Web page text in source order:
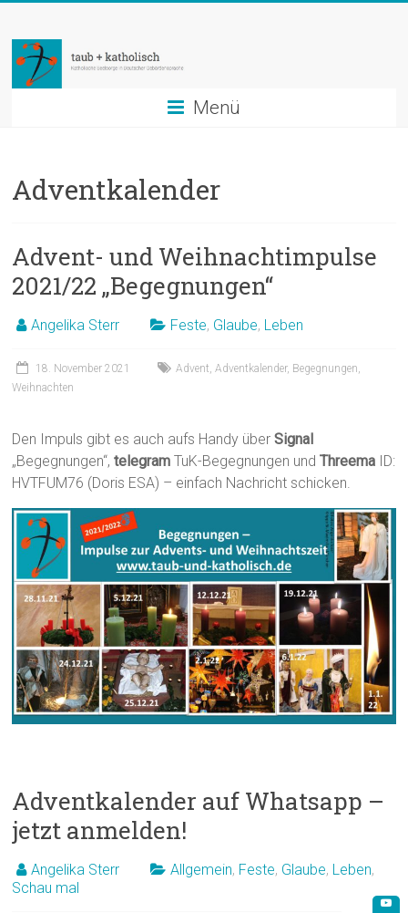
springen
taub
+
katholisch
in
Menü
Adventkalender
Advent- und Weihnachtimpulse
2021/22 „Begegnungen“
Angelika Sterr Feste, Glaube, Leben
18. November 2021 Advent ,Adventkalender, Begegnungen
Weihnachten
Den Impuls gibt es auch aufs Handy überSignal
„Begegnungen“,telegram TuK-Begegnungen undThreema ID:
HVTFUM76 (Doris ESA) – einfach Nachricht schicken.
Adventkalender auf Whatsapp –
jetzt anmelden!
Angelika Sterr Allgemein, Feste, Glaube, Leben,
Schau mal